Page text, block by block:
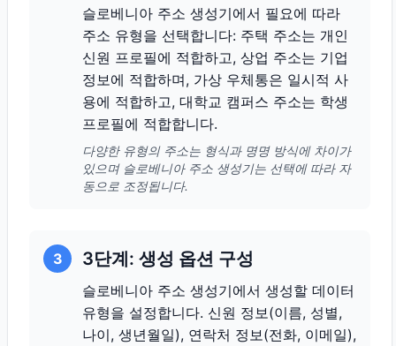
슬로베니아 주소 생성기에서 필요에 따라
주소 유형을 선택합니다: 주택 주소는 개인
신원 프로필에 적합하고, 상업 주소는 기업
정보에 적합하며, 가상 우체통은 일시적 사
용에 적합하고, 대학교 캠퍼스 주소는 학생
프로필에 적합합니다.
다양한 유형의 주소는 형식과 명명 방식에 차이가
있으며 슬로베니아 주소 생성기는 선택에 따라 자
동으로 조정됩니다.
3 3단계: 생성 옵션 구성
슬로베니아 주소 생성기에서 생성할 데이터
유형을 설정합니다. 신원 정보(이름, 성별,
나이, 생년월일), 연락처 정보(전화, 이메일),